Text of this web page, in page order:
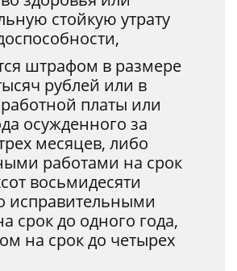
стойкую утрату
штрафом в размере
рублей или в
платы или
осужденного за
месяцев, либо
работами на срок
восьмидесяти
исправительными
срок до одного года,
на срок до четырех